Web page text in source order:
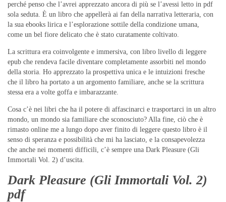
perché penso che l’avrei apprezzato ancora di più se l’avessi letto in pdf
sola seduta. È un libro che appellerà ai fan della narrativa letteraria, con
la sua ebooks lirica e l’esplorazione sottile della condizione umana,
come un bel fiore delicato che è stato curatamente coltivato.
La scrittura era coinvolgente e immersiva, con libro livello di leggere
epub che rendeva facile diventare completamente assorbiti nel mondo
della storia. Ho apprezzato la prospettiva unica e le intuizioni fresche
che il libro ha portato a un argomento familiare, anche se la scrittura
stessa era a volte goffa e imbarazzante.
Cosa c’è nei libri che ha il potere di affascinarci e trasportarci in un altro
mondo, un mondo sia familiare che sconosciuto? Alla fine, ciò che è
rimasto online me a lungo dopo aver finito di leggere questo libro è il
senso di speranza e possibilità che mi ha lasciato, e la consapevolezza
che anche nei momenti difficili, c’è sempre una Dark Pleasure (Gli
Immortali Vol. 2) d’uscita.
Dark Pleasure (Gli Immortali Vol. 2)
pdf